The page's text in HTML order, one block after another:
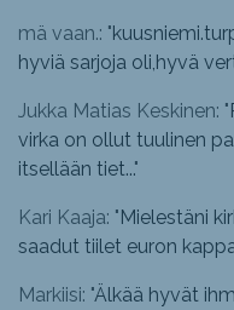
mä vaan.: "
hyviä sarjoja oli,hyvä
Jukka Matias Keskinen: "
virka on ollut tuulinen
itsellään tiet..."
Kari Kaaja: "Mielestäni
saadut tiilet euron
Markiisi: "Älkää hyvät